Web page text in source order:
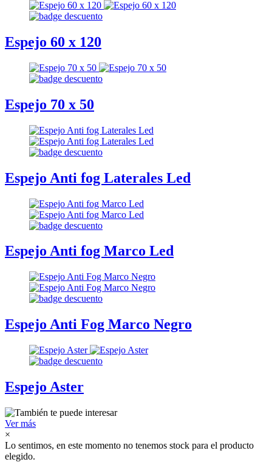
Espejo 60 x 120
Espejo 70 x 50
Espejo Anti fog Laterales Led
Espejo Anti fog Marco Led
Espejo Anti Fog Marco Negro
Espejo Aster
Ver más
×
Lo sentimos, en este momento no tenemos stock para el producto
elegido.